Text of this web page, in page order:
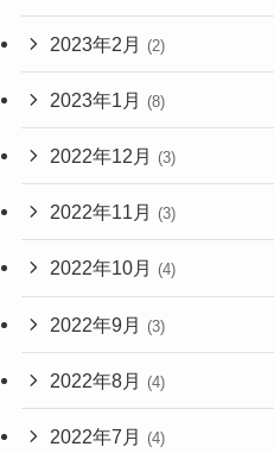
2023年2月 (2)
2023年1月 (8)
2022年12月 (3)
2022年11月 (3)
2022年10月 (4)
2022年9月 (3)
2022年8月 (4)
2022年7月 (4)